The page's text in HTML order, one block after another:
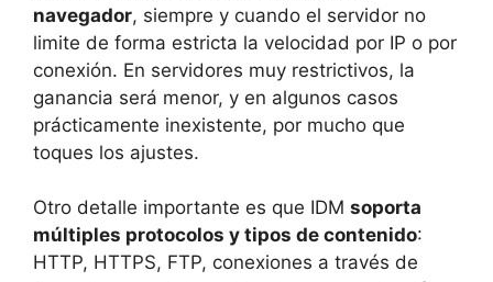
navegador, siempre y cuando el servidor no
limite de forma estricta la velocidad por IP o por
conexión. En servidores muy restrictivos, la
ganancia será menor, y en algunos casos
prácticamente inexistente, por mucho que
toques los ajustes.
Otro detalle importante es que IDM soporta
múltiples protocolos y tipos de contenido:
HTTP, HTTPS, FTP, conexiones a través de